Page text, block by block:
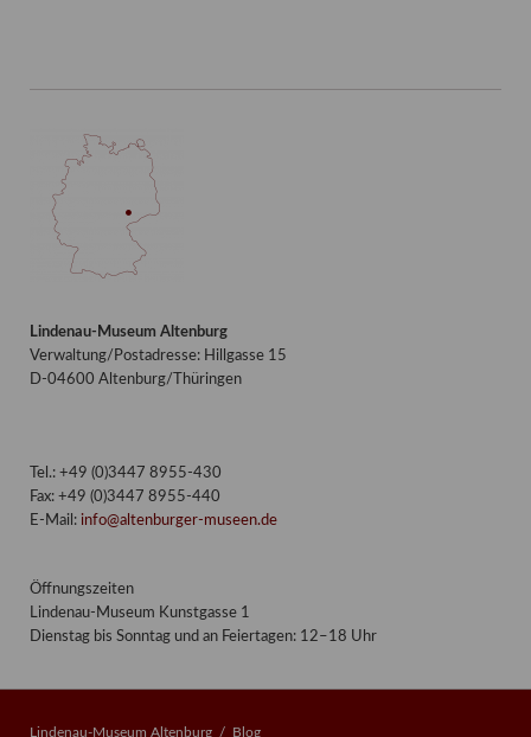
Lindenau-Museum Altenburg
Verwaltung/Postadresse: Hillgasse 15
D-04600 Altenburg/Thüringen
Tel.: +49 (0)3447 8955-430
Fax: +49 (0)3447 8955-440
E-Mail: info@altenburger-museen.de
Öffnungszeiten
Lindenau-Museum Kunstgasse 1
Dienstag bis Sonntag und an Feiertagen: 12–18 Uhr
Lindenau-Museum Altenburg Blog